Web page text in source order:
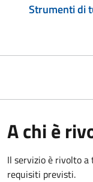
Strumenti di
A chi è
Il servizio è rivolto
requisiti previsti.